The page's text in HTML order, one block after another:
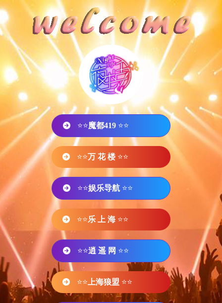
⭐⭐魔都419 ⭐⭐
⭐⭐万 花 楼 ⭐⭐
⭐⭐娱乐导航 ⭐⭐
⭐⭐乐 上 海 ⭐⭐
⭐⭐逍 遥 网 ⭐⭐
⭐⭐ 上海狼盟 ⭐⭐